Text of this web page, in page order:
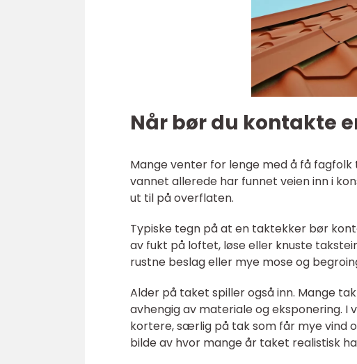
Når bør du kontakte
Mange venter for lenge med å få
vannet allerede har funnet veien inn i
ut til på overflaten.
Typiske tegn på at en taktekker bør
av fukt på loftet, løse eller knuste
rustne beslag eller mye mose og
Alder på taket spiller også inn. Mange
avhengig av materiale og eksponering.
kortere, særlig på tak som får mye vind
bilde av hvor mange år taket realistisk